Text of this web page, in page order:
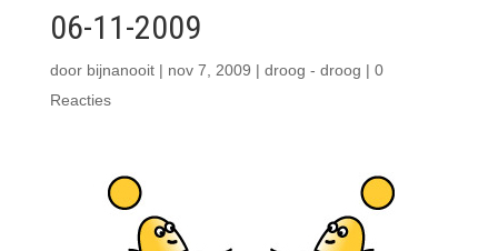
06-11-2009
door bijnanooit| nov 7, 2009 | droog - droog | 0
Reacties